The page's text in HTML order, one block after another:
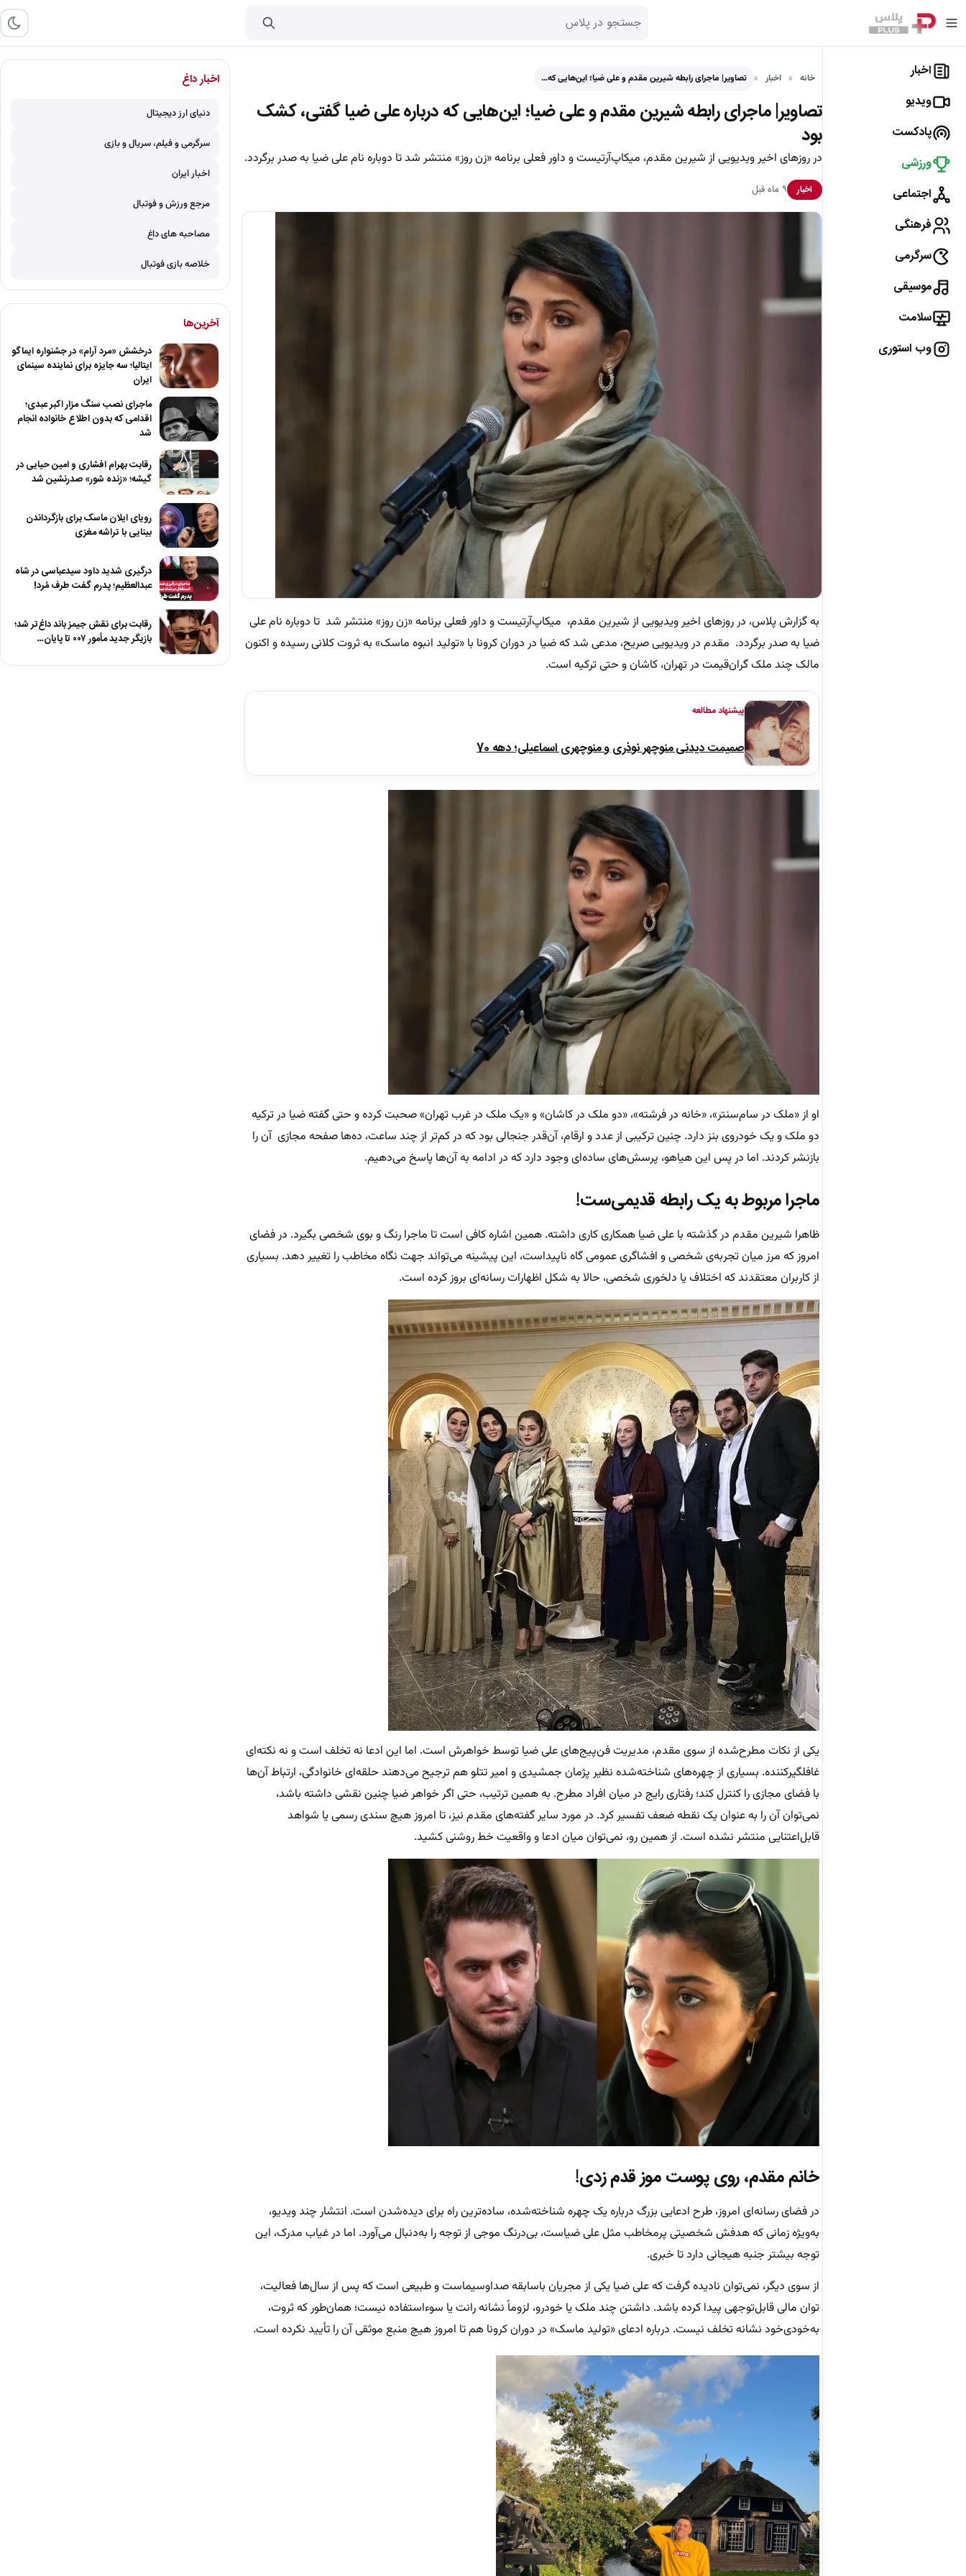
اخبار
ویدیو
پادکست
ورزشی
اجتماعی
فرهنگی
سرگرمی
موسیقی
سلامت
وب استوری
خانه اخبار تصاویر| ماجرای رابطه شیرین مقدم و علی ضیا؛ این‌هایی که…
تصاویر| ماجرای رابطه شیرین مقدم و علی ضیا؛ این‌هایی که درباره علی ضیا گفتی، کشک
بود
در روزهای اخیر ویدیویی از شیرین مقدم، میکاپ‌آرتیست و داور فعلی برنامه «زن روز» منتشر شد تا دوباره نام علی ضیا به صدر برگردد.
اخبار ۹ ماه قبل
به گزارش پلاس، در روزهای اخیر ویدیویی از شیرین مقدم، میکاپ‌آرتیست و داور فعلی برنامه «زن روز» منتشر شد تا دوباره نام علی
ضیا به صدر برگردد. مقدم در ویدیویی صریح، مدعی شد که ضیا در دوران کرونا با «تولید انبوه ماسک» به ثروت کلانی رسیده و اکنون
مالک چند ملک گران‌قیمت در تهران، کاشان و حتی ترکیه است.
پیشنهاد مطالعه
صمیمت دیدنی منوچهر نوذری و منوچهری اسماعیلی؛ دهه 70
او از «ملک در سام‌سنتر»، «خانه در فرشته»، «دو ملک در کاشان» و «یک ملک در غرب تهران» صحبت کرده و حتی گفته ضیا در ترکیه
دو ملک و یک خودروی بنز دارد. چنین ترکیبی از عدد و ارقام، آن‌قدر جنجالی بود که در کم‌تر از چند ساعت، ده‌ها صفحه مجازی آن را
بازنشر کردند. اما در پس این هیاهو، پرسش‌های ساده‌ای وجود دارد که در ادامه به آن‌ها پاسخ می‌دهیم.
ماجرا مربوط به یک رابطه قدیمی‌ست!
ظاهرا شیرین مقدم در گذشته با علی ضیا همکاری کاری داشته. همین اشاره کافی است تا ماجرا رنگ و بوی شخصی بگیرد. در فضای
امروز که مرز میان تجربه‌ی شخصی و افشاگری عمومی گاه ناپیداست، این پیشینه می‌تواند جهت نگاه مخاطب را تغییر دهد. بسیاری
از کاربران معتقدند که اختلاف یا دلخوری شخصی، حالا به شکل اظهارات رسانه‌ای بروز کرده است.
یکی از نکات مطرح‌شده از سوی مقدم، مدیریت فن‌پیج‌های علی ضیا توسط خواهرش است. اما این ادعا نه تخلف است و نه نکته‌ای
غافلگیرکننده. بسیاری از چهره‌های شناخته‌شده نظیر پژمان جمشیدی و امیر تتلو هم ترجیح می‌دهند حلقه‌ای خانوادگی، ارتباط آن‌ها
با فضای مجازی را کنترل کند؛ رفتاری رایج در میان افراد مطرح. به همین ترتیب، حتی اگر خواهر ضیا چنین نقشی داشته باشد،
نمی‌توان آن را به عنوان یک نقطه ضعف تفسیر کرد. در مورد سایر گفته‌های مقدم نیز، تا امروز هیچ سندی رسمی یا شواهد
قابل‌اعتنایی منتشر نشده است. از همین رو، نمی‌توان میان ادعا و واقعیت خط روشنی کشید.
خانم مقدم، روی پوست موز قدم زدی!
در فضای رسانه‌ای امروز، طرح ادعایی بزرگ درباره یک چهره شناخته‌شده، ساده‌ترین راه برای دیده‌شدن است. انتشار چند ویدیو،
به‌ویژه زمانی که هدفش شخصیتی پرمخاطب مثل علی ضیاست، بی‌درنگ موجی از توجه را به‌دنبال می‌آورد. اما در غیاب مدرک، این
توجه بیشتر جنبه هیجانی دارد تا خبری.
از سوی دیگر، نمی‌توان نادیده گرفت که علی ضیا یکی از مجریان باسابقه صداوسیماست و طبیعی است که پس از سال‌ها فعالیت،
توان مالی قابل‌توجهی پیدا کرده باشد. داشتن چند ملک یا خودرو، لزوماً نشانه رانت یا سوءاستفاده نیست؛ همان‌طور که ثروت،
به‌خودی‌خود نشانه تخلف نیست. درباره ادعای «تولید ماسک» در دوران کرونا هم تا امروز هیچ منبع موثقی آن را تأیید نکرده است.
اخبار داغ
دنیای ارز دیجیتال
سرگرمی و فیلم، سریال و بازی
اخبار ایران
مرجع ورزش و فوتبال
مصاحبه های داغ
خلاصه بازی فوتبال
آخرین‌ها
درخشش «مرد آرام» در جشنواره ایماگو
ایتالیا؛ سه جایزه برای نماینده سینمای
ایران
ماجرای نصب سنگ مزار اکبر عبدی؛
اقدامی که بدون اطلاع خانواده انجام
شد
رقابت بهرام افشاری و امین حیایی در
گیشه؛ «زنده شور» صدرنشین شد
رویای ایلان ماسک برای بازگرداندن
بینایی با تراشه مغزی
درگیری شدید داود سیدعباسی در شاه
عبدالعظیم؛ پدرم گفت طرف مُرد!
رقابت برای نقش جیمز باند داغ‌تر شد؛
بازیگر جدید مأمور ۰۰۷ تا پایان…